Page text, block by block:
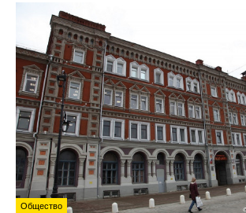
Общество